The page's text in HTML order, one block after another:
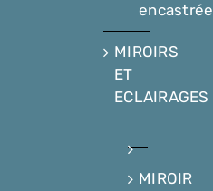
encastrée
MIROIRS
ET
ECLAIRAGES
MIROIR